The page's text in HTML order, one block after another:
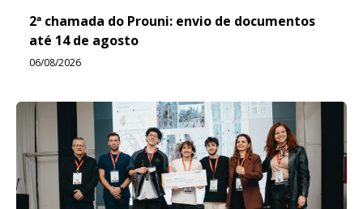
2ª chamada do Prouni: envio de documentos
até 14 de agosto
06/08/2026